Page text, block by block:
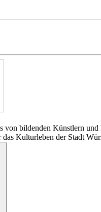
von bildenden Künstlern
Kulturleben der Stadt